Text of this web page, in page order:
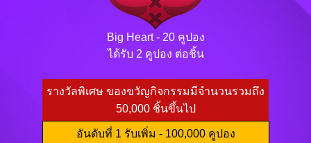
Big Heart - 20 คูปอง
ได้รับ 2 คูปอง ต่อชิ้น
รางวัลพิเศษ ของขวัญกิจกรรมมีจำนวนรวมถึง
50,000 ชิ้นขึ้นไป
อันดับที่ 1 รับเพิ่ม - 100,000 คูปอง